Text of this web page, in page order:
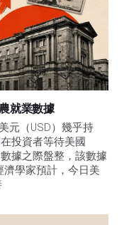
就業數據
元（USD）幾乎持
投資者等待美國
據之際盤整，該數據
濟學家預計，今日美